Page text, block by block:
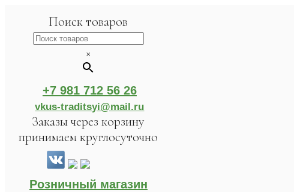
Поиск товаров
×
+7 981 712 56 26
vkus-traditsyi@mail.ru
Заказы через корзину
принимаем круглосуточно
Розничный магазин